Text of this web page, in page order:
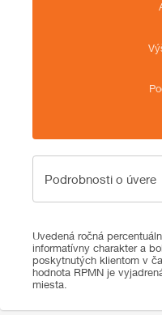
Podrobnosti o úvere
Podrobnosti o úvere
Uvedená ročná
informatívny charakter a
poskytnutých klientom v
hodnota RPMN je
miesta.